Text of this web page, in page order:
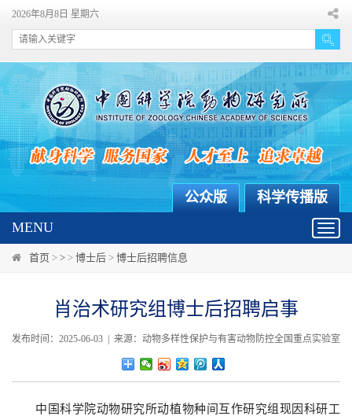
2026年8月8日 星期六
科学传播版
公众版
MENU
首页 > > > 博士后 > 博士后招聘信息
肖治术研究组博士后招聘启事
发布时间：2025-06-03 | 来源：动物多样性保护与有害动物防控全国重点实验室
中国科学院动物研究所动植物种间互作研究组现因科研工